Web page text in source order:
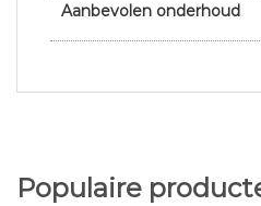
Aanbevolen onderhoud
Populaire